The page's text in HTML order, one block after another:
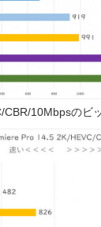
CBR/10Mbpsのビ